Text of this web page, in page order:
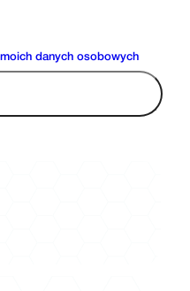
moich danych osobowych